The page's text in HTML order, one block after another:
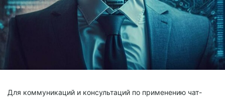
Для коммуникаций и консультаций по применению чат-